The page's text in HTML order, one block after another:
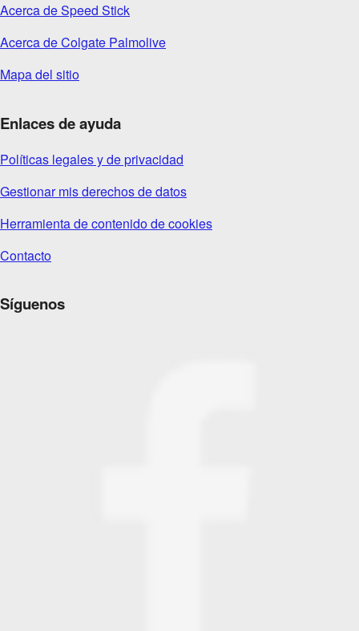
Acerca de Speed Stick
Acerca de Colgate Palmolive
Mapa del sitio
Enlaces de ayuda
Políticas legales y de privacidad
Gestionar mis derechos de datos
Herramienta de contenido de cookies
Contacto
Síguenos